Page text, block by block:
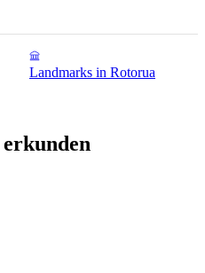
Landmarks in Rotorua